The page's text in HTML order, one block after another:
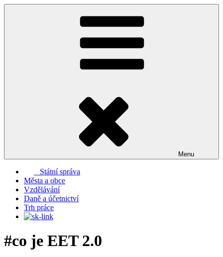
Přejít
Menu
Státní správa
Města a obce
Vzdělávání
Daně a účetnictví
Trh práce
#co je EET 2.0